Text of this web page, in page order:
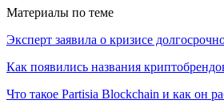
Материалы по теме
Эксперт заявила о кризисе
Как появились названия
Что такое Partisia Blockchain и как он